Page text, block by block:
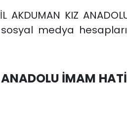
KIZ
medya
İMAM